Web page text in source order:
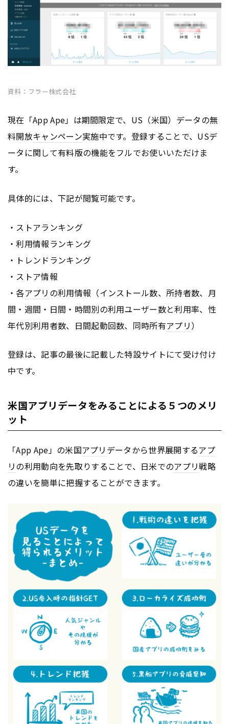
資料：フラー株式会社
現在「App Ape」は期間限定で、US（米国）データの無
料開放キャンペーン実施中です。登録することで、USデ
ータに関して有料版の機能をフルでお使いいただけま
す。
具体的には、下記が閲覧可能です。
・ストアランキング
・利用情報ランキング
・トレンドランキング
・ストア情報
・各アプリ の利用情報（インストール数、所持者数、月
間・週間・日間・時間別の利用ユーザー数と利用率、性
年代別利用者数、日間起動回数、同時所有アプリ）
登録は、記事の最後に記載した特設サイトにて受け付け
中です。
米国アプリデータをみることによる５つのメリ
ット
「App Ape」の米国アプリ データから世界展開するアプ
リの利用動向を先取りすることで、日米でのアプリ戦略
の違いを簡単に把握することができます。